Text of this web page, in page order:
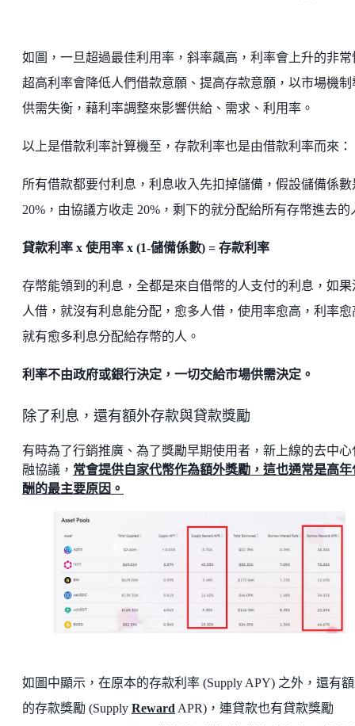
如圖，一旦超過最佳利用率，斜率飆高，利率會上升的非常
超高利率會降低人們借款意願、提高存款意願，以市場機制
供需失衡，藉利率調整來影響供給、需求、利用率。
以上是借款利率計算機至，存款利率也是由借款利率而來：
所有借款都要付利息，利息收入先扣掉儲備，假設儲備係數
20%，由協議方收走 20%，剩下的就分配給所有存幣進去的
貸款利率 x 使用率 x (1-儲備係數) = 存款利率
存幣能領到的利息，全都是來自借幣的人支付的利息，如果
人借，就沒有利息能分配，愈多人借，使用率愈高，利率愈
就有愈多利息分配給存幣的人。
利率不由政府或銀行決定，一切交給市場供需決定。
除了利息，還有額外存款與貸款獎勵
有時為了行銷推廣、為了獎勵早期使用者，新上線的去中心
融協議， 常會提供自家代幣作為額外獎勵，這也通常是高年
酬的最主要原因。
如圖中顯示，在原本的存款利率 (Supply APY) 之外，還有
的存款獎勵 (Supply Reward APR)，連貸款也有貸款獎勵